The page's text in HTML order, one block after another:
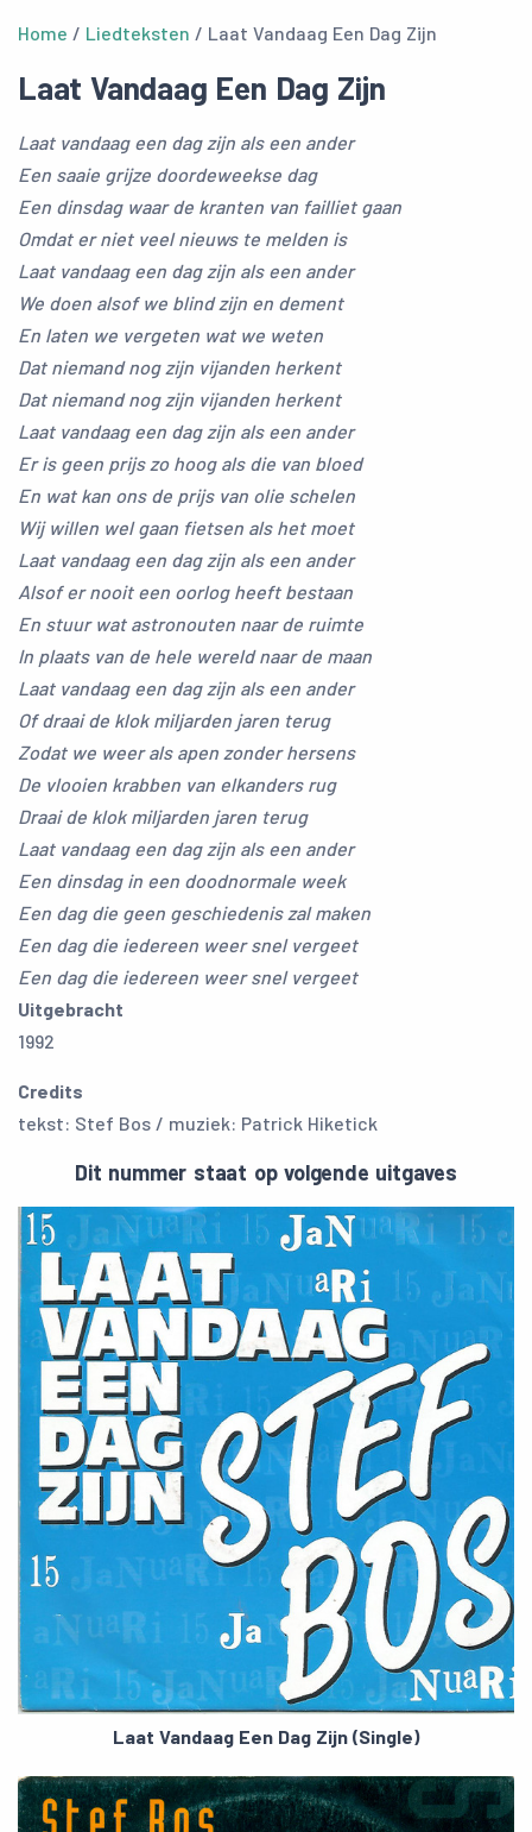
Home / Liedteksten / Laat Vandaag Een Dag Zijn
Laat Vandaag Een Dag Zijn
Laat vandaag een dag zijn als een ander
Een saaie grijze doordeweekse dag
Een dinsdag waar de kranten van failliet gaan
Omdat er niet veel nieuws te melden is
Laat vandaag een dag zijn als een ander
We doen alsof we blind zijn en dement
En laten we vergeten wat we weten
Dat niemand nog zijn vijanden herkent
Dat niemand nog zijn vijanden herkent
Laat vandaag een dag zijn als een ander
Er is geen prijs zo hoog als die van bloed
En wat kan ons de prijs van olie schelen
Wij willen wel gaan fietsen als het moet
Laat vandaag een dag zijn als een ander
Alsof er nooit een oorlog heeft bestaan
En stuur wat astronouten naar de ruimte
In plaats van de hele wereld naar de maan
Laat vandaag een dag zijn als een ander
Of draai de klok miljarden jaren terug
Zodat we weer als apen zonder hersens
De vlooien krabben van elkanders rug
Draai de klok miljarden jaren terug
Laat vandaag een dag zijn als een ander
Een dinsdag in een doodnormale week
Een dag die geen geschiedenis zal maken
Een dag die iedereen weer snel vergeet
Een dag die iedereen weer snel vergeet
Uitgebracht
1992
Credits
tekst: Stef Bos / muziek: Patrick Hiketick
Dit nummer staat op volgende uitgaves
Laat Vandaag Een Dag Zijn (Single)